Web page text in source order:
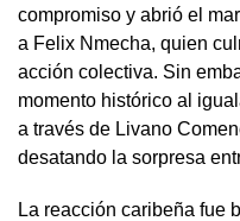
compromiso y abrió el
a Felix Nmecha, quien
acción colectiva. Sin
momento histórico al
a través de Livano
desatando la sorpresa
La reacción caribeña fue